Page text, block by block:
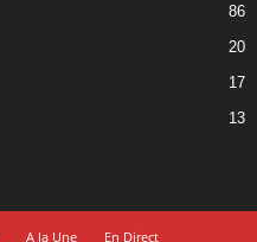
86
20
17
13
A la Une En Direct